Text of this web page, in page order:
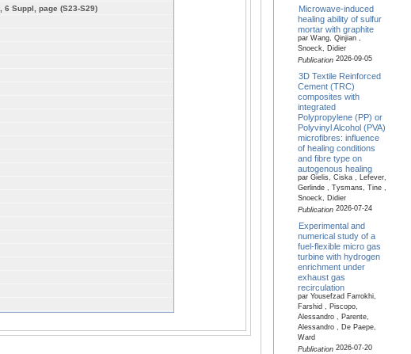
Suppl, page (S23-S29)
Microwave-induced
healing ability of sulfur
mortar with graphite
par Wang, Qinjian ,
Snoeck, Didier
Publication2026-09-05
3D Textile Reinforced
Cement (TRC)
composites with
integrated
Polypropylene (PP) or
Polyvinyl Alcohol (PVA)
microfibres: influence
of healing conditions
and fibre type on
autogenous healing
par Gielis, Ciska , Lefever,
Gerlinde , Tysmans, Tine ,
Snoeck, Didier
Publication2026-07-24
Experimental and
numerical study of a
fuel-flexible micro gas
turbine with hydrogen
enrichment under
exhaust gas
recirculation
par Yousefzad Farrokhi,
Farshid , Piscopo,
Alessandro , Parente,
Alessandro , De Paepe,
Ward
Publication2026-07-20